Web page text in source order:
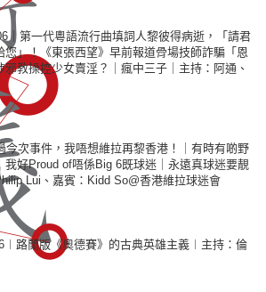
｜第一代粵語流行曲填詞人黎彼得病逝，「請君
」！《東張西望》早前報道骨場技師詐騙「恩
教操控少女賣淫？｜瘋中三子｜主持：阿通、
今次事件，我唔想維拉再黎香港！｜有時有啲野
我好Proud of唔係Big 6既球迷｜永遠真球迷要靚
Lui、嘉賓：Kidd So@香港維拉球迷會
路蘭版《奧德賽》的古典英雄主義︱主持：倫